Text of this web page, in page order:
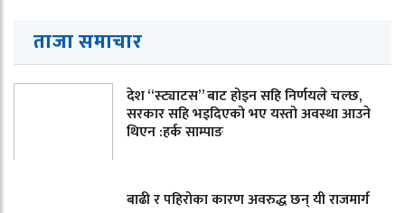
ताजा समाचार
देश “स्ट्याटस” बाट होइन सहि निर्णयले चल्छ,
सरकार सहि भइदिएको भए यस्तो अवस्था आउने
थिएन :हर्क साम्पाङ
बाढी र पहिरोका कारण अवरुद्ध छन् यी राजमार्ग